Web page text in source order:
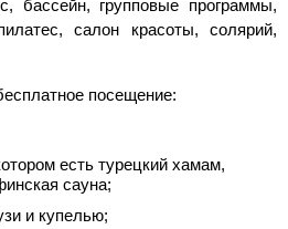
бассейн, групповые программы,
салон красоты, солярий,
посещение:
есть турецкий хамам,
сауна;
и купелью;